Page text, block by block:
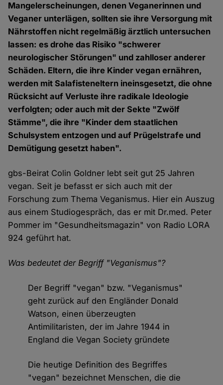
Mangelerscheinungen, denen Veganerinnen und
Veganer unterlägen, sollten sie ihre Versorgung mit
Nährstoffen nicht regelmäßig ärztlich untersuchen
lassen: es drohe das Risiko "schwerer
neurologischer Störungen" und zahlloser anderer
Schäden. Eltern, die ihre Kinder vegan ernähren,
werden mit Salafisteneltern ineinsgesetzt, die ohne
Rücksicht auf Verluste ihre radikale Ideologie
verfolgten; oder auch mit der Sekte "Zwölf
Stämme", die ihre "Kinder dem staatlichen
Schulsystem entzogen und auf Prügelstrafe und
Demütigung gesetzt haben".
gbs-Beirat Colin Goldner lebt seit gut 25 Jahren
vegan. Seit je befasst er sich auch mit der
Forschung zum Thema Veganismus. Hier ein Auszug
aus einem Studiogespräch, das er mit Dr.med. Peter
Pommer im "Gesundheitsmagazin" von Radio LORA
924 geführt hat.
Was bedeutet der Begriff "Veganismus"?
Der Begriff "vegan" bzw. "Veganismus"
geht zurück auf den Engländer Donald
Watson, einen überzeugten
Antimilitaristen, der im Jahre 1944 in
England die Vegan Society gründete
Die heutige Definition des Begriffes
"vegan" bezeichnet Menschen, die die